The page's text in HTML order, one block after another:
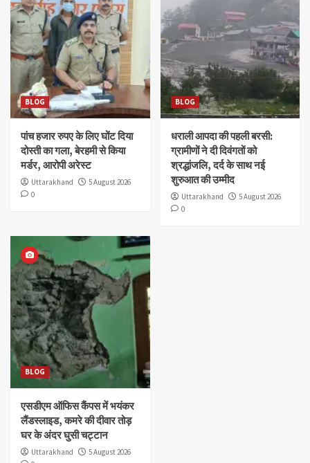
BLOG
पांच हजार रुपए के लिए घोंट दिया
दोस्ती का गला, बेरहमी से किया
मर्डर, आरोपी अरेस्ट
Uttarakhand
5 August 2026
0
BLOG
धराली आपदा की पहली बरसी:
ग्रामीणों ने दी दिवंगतों को
श्रद्धांजलि, दर्द के साथ नई
शुरुआत की उम्मीद
Uttarakhand
5 August 2026
0
BLOG
एसडीएम ऑफिस कैंपस में भयंकर
लैंडस्लाइड, कमरे की दीवार तोड़
घर के अंदर घुसी चट्टान
Uttarakhand
5 August 2026